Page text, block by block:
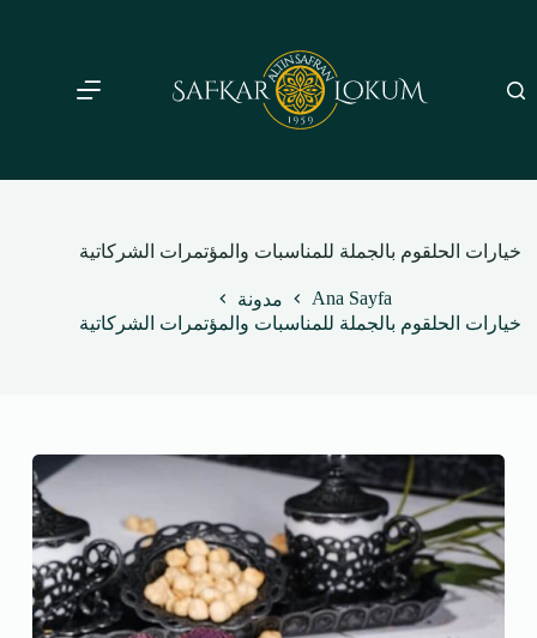
خيارات الحلقوم بالجملة للمناسبات والمؤتمرات الشركاتية
Ana Sayfa
مدونة
خيارات الحلقوم بالجملة للمناسبات والمؤتمرات الشركاتية